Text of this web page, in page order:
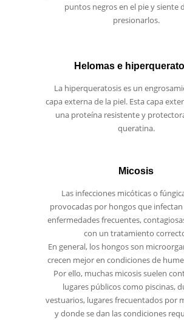
puntos negros en el pie y siente
presionarlos.
Helomas e
La hiperqueratosis es un
capa externa de la piel. Esta capa
una proteína resistente y
queratina.
Micosis
Las infecciones micóticas o
provocadas por hongos que infectan
enfermedades frecuentes,
con un tratamiento
En general, los hongos son
crecen mejor en condiciones de
Por ello, muchas micosis suelen
lugares públicos como piscinas,
vestuarios, lugares frecuentados por
y donde se dan las condiciones